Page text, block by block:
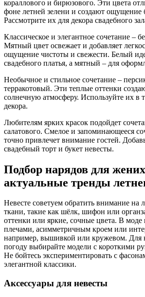
кораллового и бирюзового. Эти цвета
фоне летней зелени и создают ощущение
Рассмотрите их для декора свадебного
Классическое и элегантное сочетание –
Мятный цвет освежает и добавляет
ощущение чистоты и свежести. Белый
свадебного платья, а мятный – для
Необычное и стильное сочетание –
терракотовый. Эти теплые оттенки
солнечную атмосферу. Используйте их в
декора.
Любителям ярких красок подойдет
салатового. Смелое и запоминающееся
точно привлечет внимание гостей.
свадебный торт и букет невесты.
Подбор нарядов для
актуальные тренды
Невесте советуем обратить внимание на
ткани, такие как шёлк, шифон или
оттенки или яркие, сочные цвета. В моде
плечами, асимметричным кроем или
например, вышивкой или кружевом. Для
погоду выбирайте модели с короткими
Не бойтесь экспериментировать с
элегантной классики.
Аксессуары для невесты